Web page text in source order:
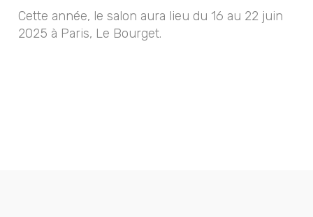
Cette année, le salon aura lieu du 16 au 22 juin
2025 à Paris, Le Bourget.